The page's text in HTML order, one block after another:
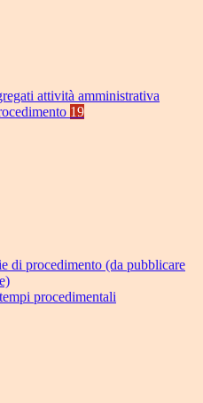
attività amministrativa
19
di procedimento (da pubblicare
procedimentali